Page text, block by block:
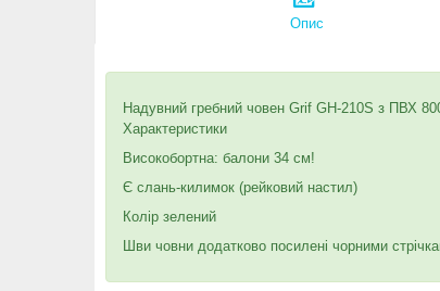
Опис
Надувний гребний човен Grif GH-210S з ПВХ
Характеристики
Високобортна: балони 34 см!
Є слань-килимок (рейковий настил)
Колір зелений
Шви човни додатково посилені чорними